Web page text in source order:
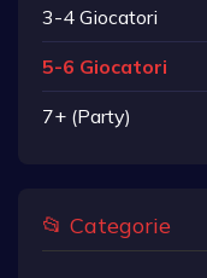
3-4 Giocatori
5-6 Giocatori
7+ (Party)
📂 Categorie